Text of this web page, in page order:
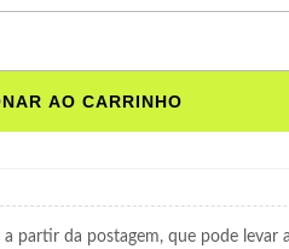
AO CARRINHO
partir da postagem, que pode levar